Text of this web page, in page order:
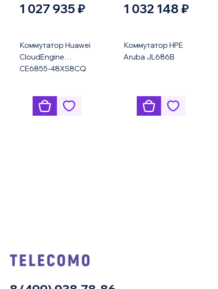
1 027 935 ₽
Коммутатор Huawei
CloudEngine
CE6855-48XS8CQ
1 032 148 ₽
Коммутатор HPE
Aruba JL686B